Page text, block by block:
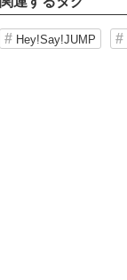
Hey!Say!JUMP